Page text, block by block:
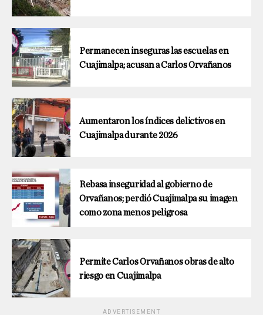
Permanecen inseguras las escuelas en
Cuajimalpa; acusan a Carlos Orvañanos
Aumentaron los índices delictivos en
Cuajimalpa durante 2026
Rebasa inseguridad al gobierno de
Orvañanos; perdió Cuajimalpa su imagen
como zona menos peligrosa
Permite Carlos Orvañanos obras de alto
riesgo en Cuajimalpa
ADVERTISEMENT